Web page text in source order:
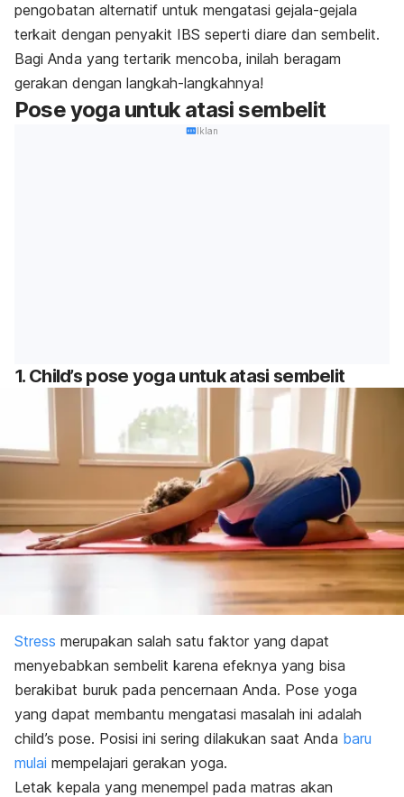
pengobatan alternatif untuk mengatasi gejala-gejala
terkait dengan penyakit IBS seperti diare dan sembelit.
Bagi Anda yang tertarik mencoba, inilah beragam
gerakan dengan langkah-langkahnya!
Pose yoga untuk atasi sembelit
Iklan
1. Child’s pose yoga untuk atasi sembelit
Stress merupakan salah satu faktor yang dapat
menyebabkan sembelit karena efeknya yang bisa
berakibat buruk pada pencernaan Anda. Pose yoga
yang dapat membantu mengatasi masalah ini adalah
child’s pose. Posisi ini sering dilakukan saat Anda baru
mulai mempelajari gerakan yoga.
Letak kepala yang menempel pada matras akan